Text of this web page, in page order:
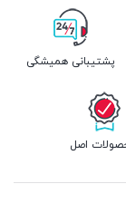
پشتیبانی همیشگی
اصل